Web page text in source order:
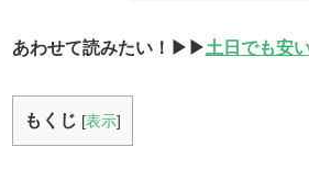
あわせて読みたい！▶▶土日でも安
もくじ [表示]